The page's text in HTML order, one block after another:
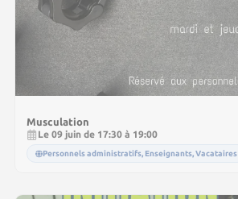
Musculation
Le 09 juin de 17:30 à 19:00
Personnels administratifs, Enseignants, Vacataires